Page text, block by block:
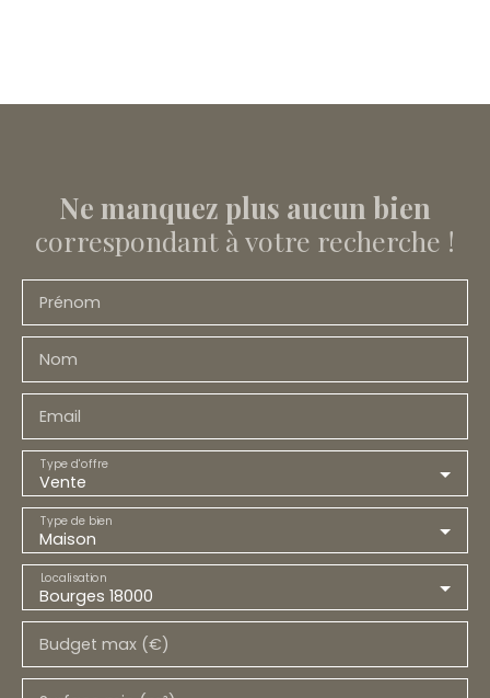
Ne manquez plus aucun bien
correspondant à votre recherche !
Prénom
Nom
Email
Vente
Type d'offre
Maison
Type de bien
Bourges 18000
Localisation
Budget max (€)